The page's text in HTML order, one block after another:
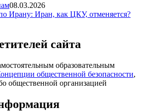
08.03.2026
Ирану: Иран, как ЦКУ, отменяется?
сайта
образовательным
общественной безопасности,
общественной организацией